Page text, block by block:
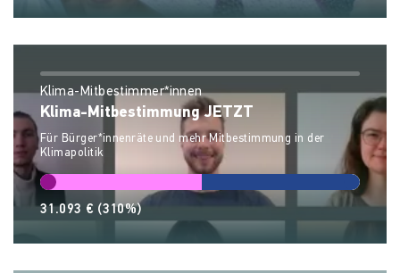
Klima-Mitbestimmer*innen
Klima-Mitbestimmung JETZT
Für Bürger*innenräte und mehr Mitbestimmung in der
Klimapolitik
31.093 € (310%)